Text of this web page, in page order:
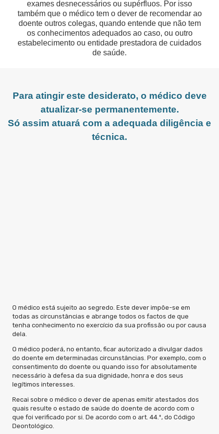
exames desnecessários ou supérfluos. Por isso
também que o médico tem o dever de recomendar ao
doente outros colegas, quando entende que não tem
os conhecimentos adequados ao caso, ou outro
estabelecimento ou entidade prestadora de cuidados
de saúde.
Para atingir este desiderato, o médico deve
atualizar-se permanentemente.
Só assim atuará com a adequada diligência e
técnica.
O médico está sujeito ao segredo. Este dever impõe-se em
todas as circunstâncias e abrange todos os factos de que
tenha conhecimento no exercício da sua profissão ou por causa
dela.
O médico poderá, no entanto, ficar autorizado a divulgar dados
do doente em determinadas circunstâncias. Por exemplo, com o
consentimento do doente ou quando isso for absolutamente
necessário à defesa da sua dignidade, honra e dos seus
legítimos interesses.
Recai sobre o médico o dever de apenas emitir atestados dos
quais resulte o estado de saúde do doente de acordo com o
que foi verificado por si. De acordo com o art. 44.º, do Código
Deontológico.